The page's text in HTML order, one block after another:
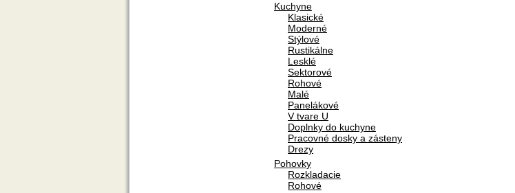
Kuchyne
Klasické
Moderné
Stýlové
Rustikálne
Lesklé
Sektorové
Rohové
Malé
Panelákové
V tvare U
Doplnky do kuchyne
Pracovné dosky a zásteny
Drezy
Pohovky
Rozkladacie
Rohové